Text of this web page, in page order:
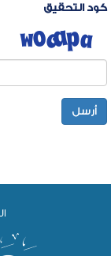
كود التحقيق
أرسل